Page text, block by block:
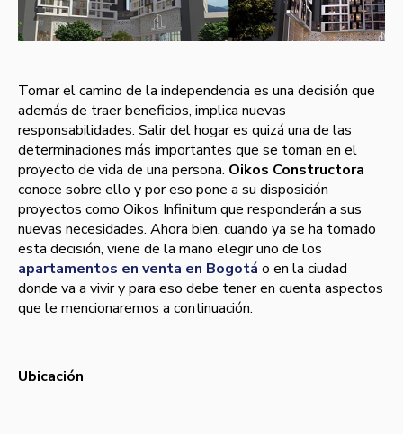
Tomar el camino de la independencia es una decisión que
además de traer beneficios, implica nuevas
responsabilidades. Salir del hogar es quizá una de las
determinaciones más importantes que se toman en el
proyecto de vida de una persona. Oikos Constructora
conoce sobre ello y por eso pone a su disposición
proyectos como Oikos Infinitum que responderán a sus
nuevas necesidades. Ahora bien, cuando ya se ha tomado
esta decisión, viene de la mano elegir uno de los
apartamentos en venta en Bogotá o en la ciudad
donde va a vivir y para eso debe tener en cuenta aspectos
que le mencionaremos a continuación.
Ubicación